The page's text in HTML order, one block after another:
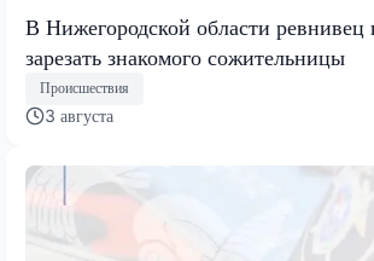
В Нижегородской области ревнивец
зарезать знакомого сожительницы
Происшествия
3 августа